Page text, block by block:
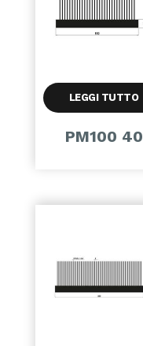
LEGGI TUTTO
PM100 40